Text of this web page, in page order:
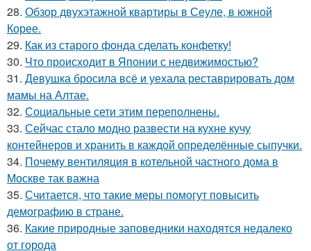
28. Обзор двухэтажной квартиры в Сеуле, в южной
Корее.
29. Как из старого фонда сделать конфетку!
30. Что происходит в Японии с недвижимостью?
31. Девушка бросила всё и уехала реставрировать дом
мамы на Алтае.
32. Социальные сети этим переполнены.
33. Сейчас стало модно развести на кухне кучу
контейнеров и хранить в каждой определённые сыпучки.
34. Почему вентиляция в котельной частного дома в
Москве так важна
35. Считается, что такие меры помогут повысить
демографию в стране.
36. Какие природные заповедники находятся недалеко
от города